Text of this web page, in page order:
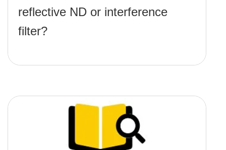
reflective ND or interference
filter?